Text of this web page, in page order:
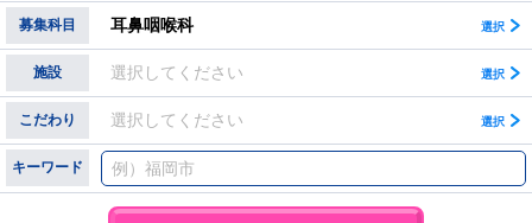
募集科目 耳鼻咽喉科
施設 選択してください
こだわり 選択してください
キーワード